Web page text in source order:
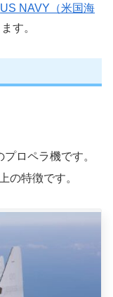
US NAVY（米国海
す。
ロペラ機です。
の特徴です。